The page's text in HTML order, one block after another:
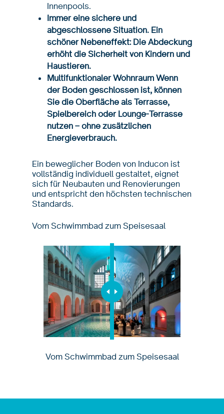
Innenpools.
Immer eine sichere und
abgeschlossene Situation. Ein
schöner Nebeneffekt: Die Abdeckung
erhöht die Sicherheit von Kindern und
Haustieren.
Multifunktionaler Wohnraum Wenn
der Boden geschlossen ist, können
Sie die Oberfläche als Terrasse,
Spielbereich oder Lounge-Terrasse
nutzen – ohne zusätzlichen
Energieverbrauch.
Ein beweglicher Boden von Inducon ist
vollständig individuell gestaltet, eignet
sich für Neubauten und Renovierungen
und entspricht den höchsten technischen
Standards.
Vom Schwimmbad zum Speisesaal
Vom Schwimmbad zum Speisesaal